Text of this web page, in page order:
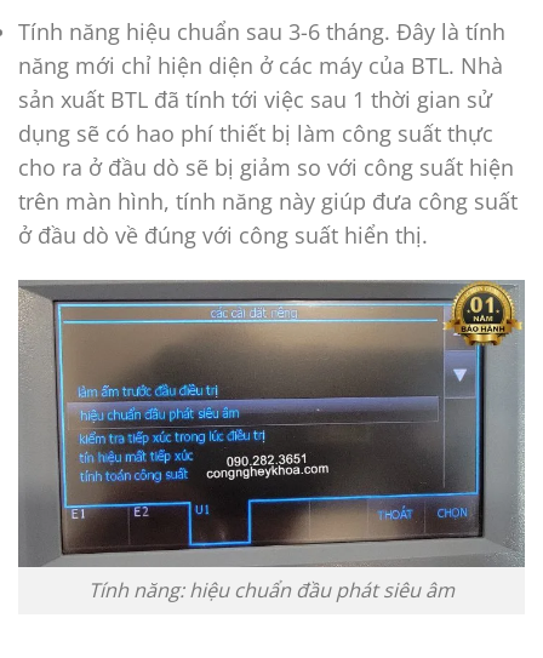
Tính năng hiệu chuẩn sau 3-6 tháng. Đây là tính
năng mới chỉ hiện diện ở các máy của BTL. Nhà
sản xuất BTL đã tính tới việc sau 1 thời gian sử
dụng sẽ có hao phí thiết bị làm công suất thực
cho ra ở đầu dò sẽ bị giảm so với công suất hiện
trên màn hình, tính năng này giúp đưa công suất
ở đầu dò về đúng với công suất hiển thị.
Tính năng: hiệu chuẩn đầu phát siêu âm